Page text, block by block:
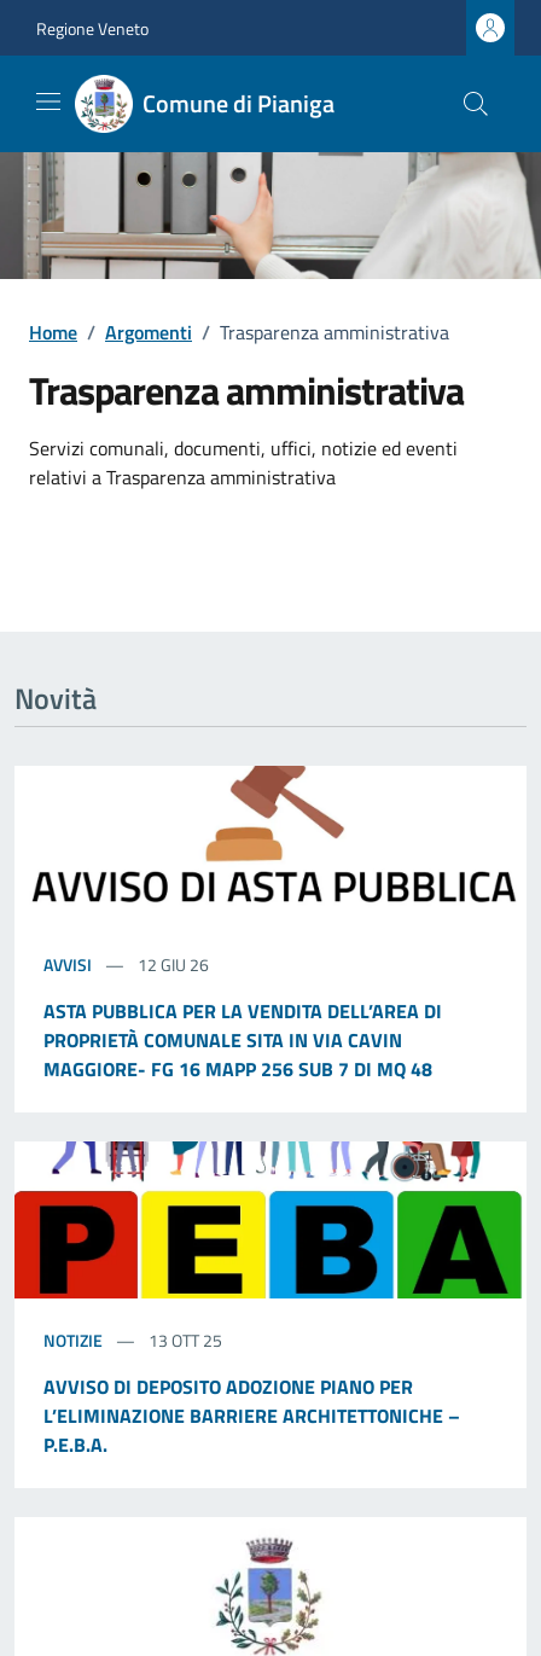
Regione Veneto
Comune di Pianiga
Home / Argomenti / Trasparenza amministrativa
Trasparenza amministrativa
Dettagli dell'argomento
Servizi comunali, documenti, uffici, notizie ed eventi
relativi a Trasparenza amministrativa
Novità
AVVISI 12 GIU 26
ASTA PUBBLICA PER LA VENDITA DELL’AREA DI
PROPRIETÀ COMUNALE SITA IN VIA CAVIN
MAGGIORE- FG 16 MAPP 256 SUB 7 DI MQ 48
NOTIZIE 13 OTT 25
AVVISO DI DEPOSITO ADOZIONE PIANO PER
L’ELIMINAZIONE BARRIERE ARCHITETTONICHE –
P.E.B.A.